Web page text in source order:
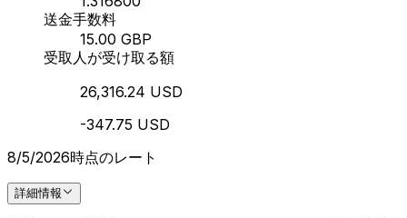
送金手数料
15.00 GBP
受取人が受け取る額
26,316.24 USD
-347.75 USD
8/5/2026時点のレート
詳細情報